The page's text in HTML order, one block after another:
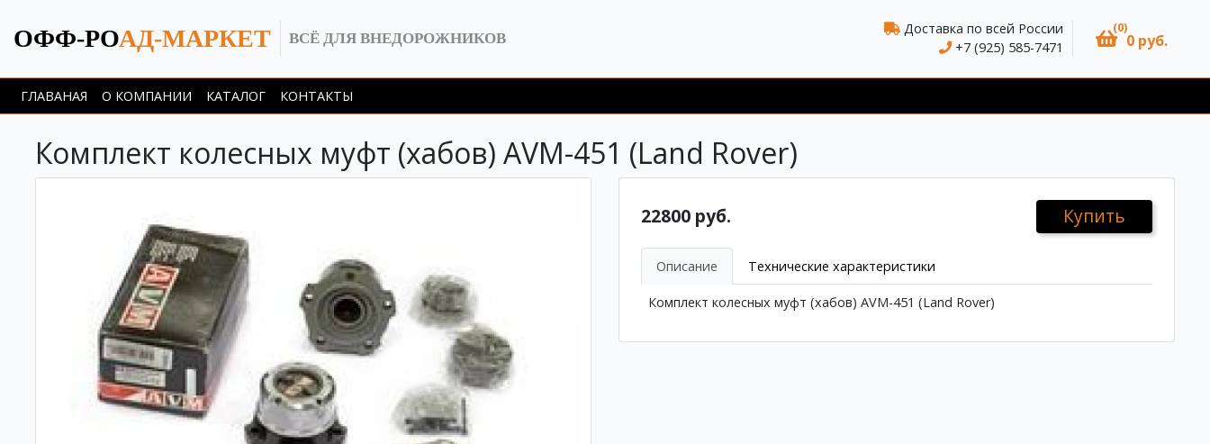
ОФФ-РОАД-МАРКЕТ ВСЁ ДЛЯ ВНЕДОРОЖНИКОВ
Доставка по всей России
+7 (925) 585-7471
(0)
0 руб.
ГЛАВАНАЯ О КОМПАНИИ КАТАЛОГ КОНТАКТЫ
Комплект колесных муфт (хабов) AVM-451 (Land Rover)
22800 руб. Купить
Описание Технические характеристики
Комплект колесных муфт (хабов) AVM-451 (Land Rover)